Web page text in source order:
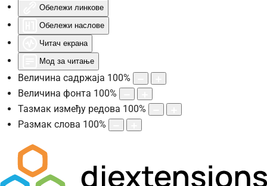
Обележи линкове
Обележи наслове
Читач екрана
Мод за читање
Величина садржаја 100%
Величина фонта 100%
Тазмак између редова 100%
Размак слова 100%